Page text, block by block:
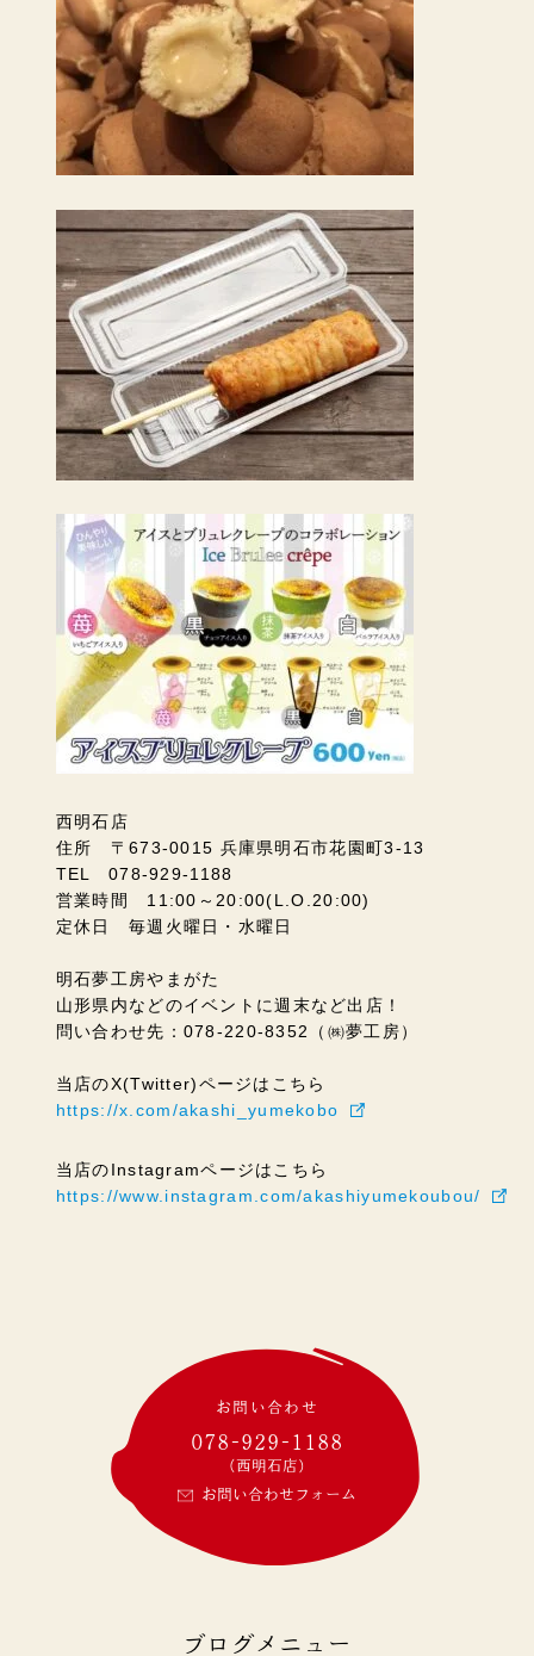
西明石店
住所 〒673-0015 兵庫県明石市花園町3-13
TEL 078-929-1188
営業時間 11:00～20:00(L.O.20:00)
定休日 毎週火曜日・水曜日
明石夢工房やまがた
山形県内などのイベントに週末など出店！
問い合わせ先：078-220-8352（㈱夢工房）
当店のX(Twitter)ページはこちら
https://x.com/akashi_yumekobo
当店のInstagramページはこちら
https://www.instagram.com/akashiyumekoubou/
お問い合わせ
078-929-1188
(西明石店)
お問い合わせフォーム
ブログメニュー